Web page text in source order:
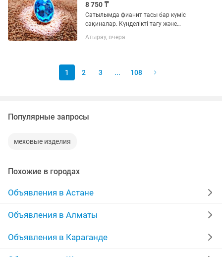
8 750 ₸
Сатылымда фианит тасы бар күміс
сақиналар. Күнделікті тағу және
таңдау. Кез келген әшекеймен тамаша
Атырау, вчера
1 2 3 ... 108
Популярные запросы
меховые изделия
Похожие в городах
Объявления в Астане
Объявления в Алматы
Объявления в Караганде